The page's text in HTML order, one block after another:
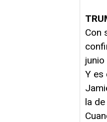
Con
Y es
la